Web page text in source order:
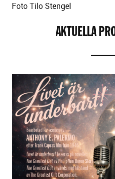
Foto Tilo Stengel
AKTUELLA